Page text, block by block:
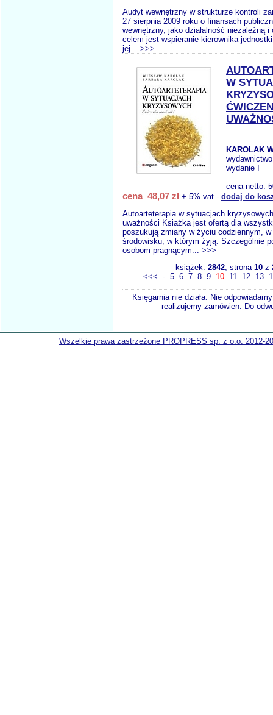
Audyt wewnętrzny w strukturze kontroli
27 sierpnia 2009 roku o finansach
wewnętrzny, jako działalność niezależną
celem jest wspieranie kierownika
jej... >>>
W
KAROLAK
wydanie I
cena netto:
cena 48,07 zł + 5% vat - dodaj do
Autoarteterapia w sytuacjach
uważności Książka jest ofertą dla
poszukują zmiany w życiu codziennym, w
środowisku, w którym żyją. Szczególnie
osobom pragnącym... >>>
książek: 2842, strona 10 z
<<< - 5 6 7 8 9 10 11 12 13
Księgarnia nie działa. Nie
realizujemy zamówien. Do
Wszelkie prawa zastrzeżone PROPRESS sp. z o.o. 2012-